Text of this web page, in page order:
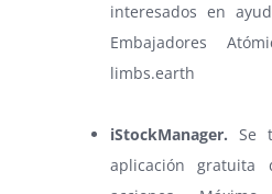
interesados en
Embajadores
limbs.earth
iStockManager. Se
aplicación gratuita